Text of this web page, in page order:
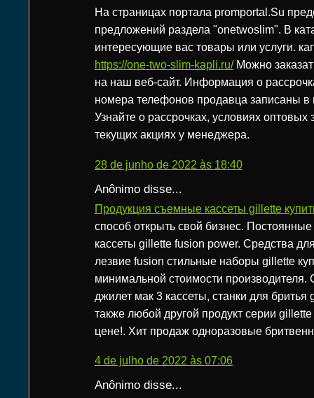
На страницах портала promportal.Su
предложений раздела "onetwoslim". В
интересующие вас товары или услуги.
https://one-two-slim-kapli.ru/Можно
на наш веб-сайт. Информация о
номера телефонов продавца записаны в
Узнайте о рассрочках, условиях оптовых
текущих акциях у менеджера.
28 de junho de 2022 às 18:40
Anônimo disse...
Продукция съемные кассеты gillette
способ открыть свой бизнес.
кассеты gillette fusion power. Средства
лезвие fusion стильные наборы gillette
минимальной стоимости производителя.
джилет мак 3 кассеты, станки для бритья
также любой другой продукт серии
цене!. Хит продаж одноразовые
4 de julho de 2022 às 07:06
Anônimo disse...